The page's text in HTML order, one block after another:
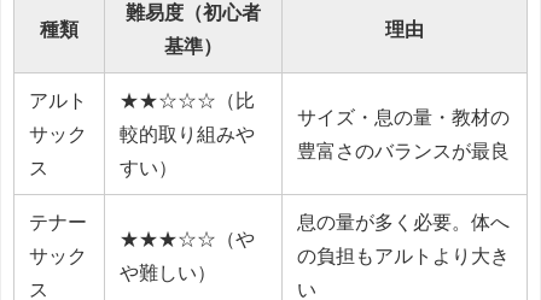
種類
難易度（初心者
基準）
理由
アルト
サック
ス
★★☆☆☆（比
較的取り組みや
すい）
サイズ・息の量・教材の
豊富さのバランスが最良
テナー
サック
ス
★★★☆☆（や
や難しい）
息の量が多く必要。体へ
の負担もアルトより大き
い